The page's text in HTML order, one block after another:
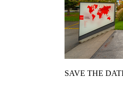
SAVE THE